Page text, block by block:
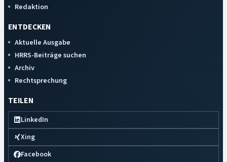
Redaktion
ENTDECKEN
Aktuelle Ausgabe
HRRS-Beiträge suchen
Archiv
Rechtsprechung
TEILEN
LinkedIn
Xing
Facebook